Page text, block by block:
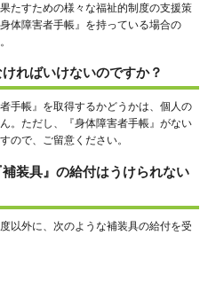
たすための様々な福祉的制度の支援策
体障害者手帳』を持っている場合の
ればいけないのですか？
手帳』を取得するかどうかは、個人の
。ただし、『身体障害者手帳』がない
ので、ご留意ください。
装具』の給付はうけられない
以外に、次のような補装具の給付を受